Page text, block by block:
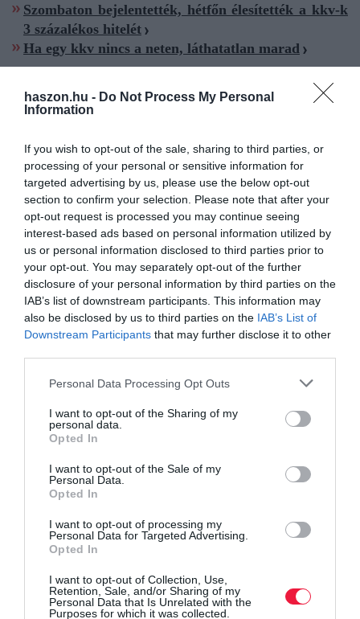
haszon.hu - Do Not Process My Personal
Information
If you wish to opt-out of the sale, sharing to third parties, or
processing of your personal or sensitive information for
targeted advertising by us, please use the below opt-out
section to confirm your selection. Please note that after your
opt-out request is processed you may continue seeing
interest-based ads based on personal information utilized by
us or personal information disclosed to third parties prior to
your opt-out. You may separately opt-out of the further
disclosure of your personal information by third parties on the
IAB’s list of downstream participants. This information may
also be disclosed by us to third parties on the IAB’s List of
Downstream Participants that may further disclose it to other
Please note that this website/app uses one or more Google
not limited to your visit or usage behaviour. You may click to
grant or deny consent to Google and its third-party tags to
use your data for below specified purposes in below Google
consent section.
Personal Data Processing Opt Outs
I want to opt-out of the Sharing of my
personal data.
Opted In
I want to opt-out of the Sale of my
Personal Data.
Opted In
I want to opt-out of processing my
Personal Data for Targeted Advertising.
Opted In
I want to opt-out of Collection, Use,
Retention, Sale, and/or Sharing of my
Personal Data that Is Unrelated with the
Purposes for which it was collected.
Szombaton bejelentették, hétfőn élesítették a kkv-k
3 százalékos hitelét
Ha egy kkv nincs a neten, láthatatlan marad
ipar termelés visszaesés statisztika kormány